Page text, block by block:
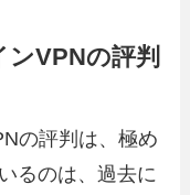
VPNの評判
の評判は、極め
るのは、過去に